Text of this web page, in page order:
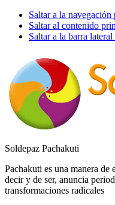
Saltar a la navegación
Saltar al contenido
Saltar a la barra
Soldepaz Pachakuti
Pachakuti es una manera de
decir y de ser, anuncia
transformaciones radicales